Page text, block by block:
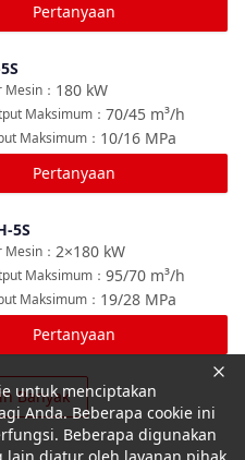
Pertanyaan
180 kW
Mesin ：
70/45 m³/h
Maksimum ：
10/16 MPa
Maksimum ：
Pertanyaan
5S
2×180 kW
Mesin ：
95/70 m³/h
Maksimum ：
19/28 MPa
Maksimum ：
Pertanyaan
Banyak
untuk menciptakan
Anda. Beberapa cookie ini
Beberapa digunakan